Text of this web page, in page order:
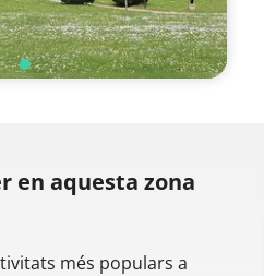
en aquesta zona
més populars a